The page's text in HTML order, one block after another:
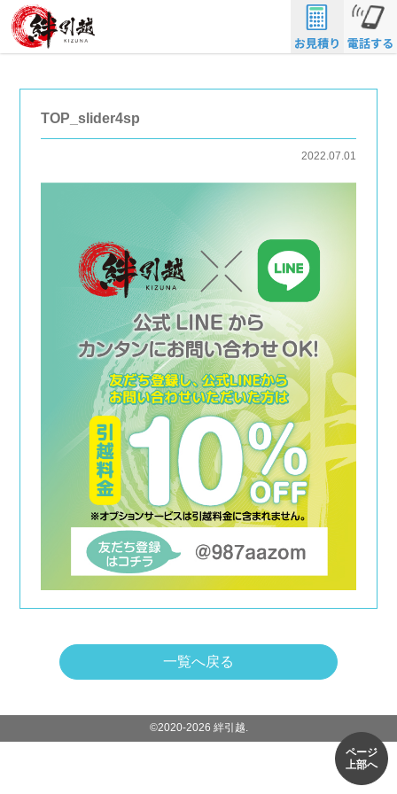
TOP_slider4sp
2022.07.01
一覧へ戻る
ページ
上部へ
©2020-2026 絆引越.